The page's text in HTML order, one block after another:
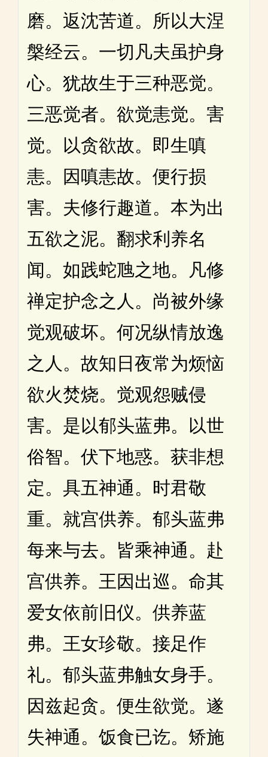
磨。返沈苦道。所以大涅
槃经云。一切凡夫虽护身
心。犹故生于三种恶觉。
三恶觉者。欲觉恚觉。害
觉。以贪欲故。即生嗔
恚。因嗔恚故。便行损
害。夫修行趣道。本为出
五欲之泥。翻求利养名
闻。如践蛇虺之地。凡修
禅定护念之人。尚被外缘
觉观破坏。何况纵情放逸
之人。故知日夜常为烦恼
欲火焚烧。觉观怨贼侵
害。是以郁头蓝弗。以世
俗智。伏下地惑。获非想
定。具五神通。时君敬
重。就宫供养。郁头蓝弗
每来与去。皆乘神通。赴
宫供养。王因出巡。命其
爱女依前旧仪。供养蓝
弗。王女珍敬。接足作
礼。郁头蓝弗触女身手。
因兹起贪。便生欲觉。遂
失神通。饭食已讫。矫施